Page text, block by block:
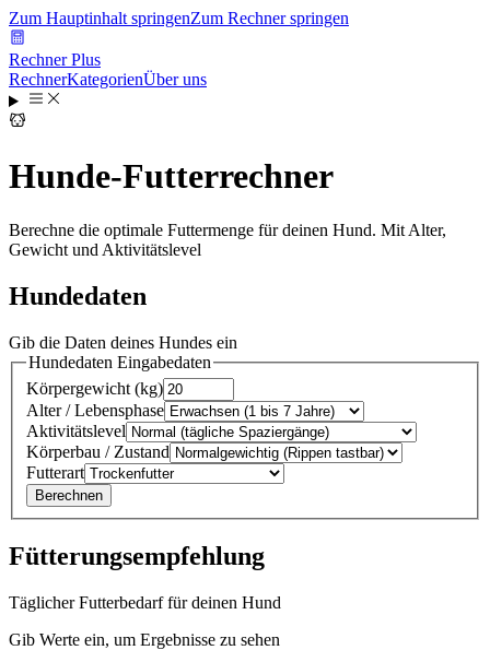
Zum Hauptinhalt springenZum Rechner springen
Rechner Plus
RechnerKategorienÜber uns
Hunde-Futterrechner
Berechne die optimale Futtermenge für deinen Hund. Mit Alter,
Gewicht und Aktivitätslevel
Hundedaten
Gib die Daten deines Hundes ein
Hundedaten Eingabedaten
Körpergewicht (kg)
Alter / Lebensphase
Aktivitätslevel
Körperbau / Zustand
Futterart
Berechnen
Fütterungsempfehlung
Täglicher Futterbedarf für deinen Hund
Gib Werte ein, um Ergebnisse zu sehen